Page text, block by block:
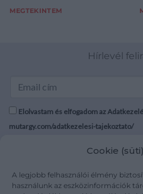
Cookie
A legjobb felhasználói élmény
használunk az eszközinformációk
MEGTEKINTEM
Hírlevél
Elolvastam és elfogadom az
mutargy.com/adatkezelesi-tajekoztato/
Médiaajánlat
Karrier